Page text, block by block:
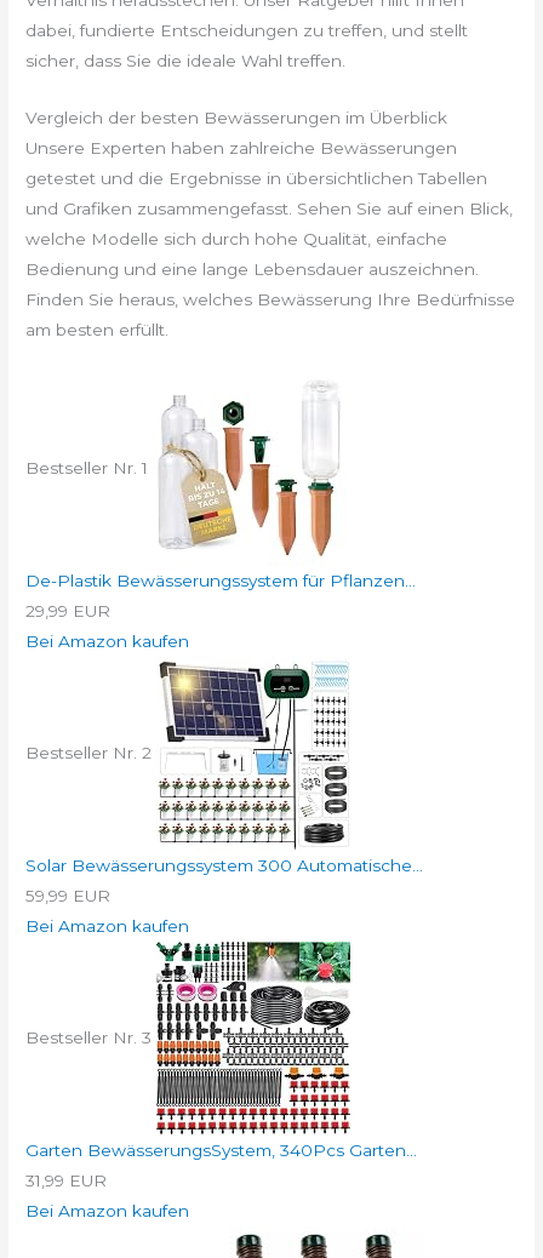
dabei, fundierte Entscheidungen zu treffen, und stellt
sicher, dass Sie die ideale Wahl treffen.
Vergleich der besten Bewässerungen im Überblick
Unsere Experten haben zahlreiche Bewässerungen
getestet und die Ergebnisse in übersichtlichen Tabellen
und Grafiken zusammengefasst. Sehen Sie auf einen Blick,
welche Modelle sich durch hohe Qualität, einfache
Bedienung und eine lange Lebensdauer auszeichnen.
Finden Sie heraus, welches Bewässerung Ihre Bedürfnisse
am besten erfüllt.
Bestseller Nr. 1
De-Plastik Bewässerungssystem für Pflanzen...
29,99 EUR
Bei Amazon kaufen
Bestseller Nr. 2
Solar Bewässerungssystem 300 Automatische...
59,99 EUR
Bei Amazon kaufen
Bestseller Nr. 3
Garten BewässerungsSystem, 340Pcs Garten...
31,99 EUR
Bei Amazon kaufen